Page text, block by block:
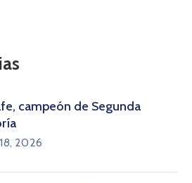
campeón de Segunda
2026